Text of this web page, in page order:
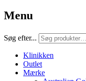
Menu
Søg efter...
Klinikken
Outlet
Mærke